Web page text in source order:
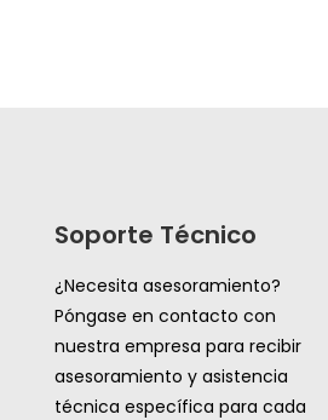
Soporte Técnico
¿Necesita asesoramiento?
Póngase en contacto con
nuestra empresa para recibir
asesoramiento y asistencia
técnica específica para cada